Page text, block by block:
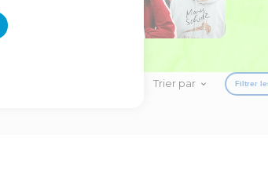
Trier par Filtrer